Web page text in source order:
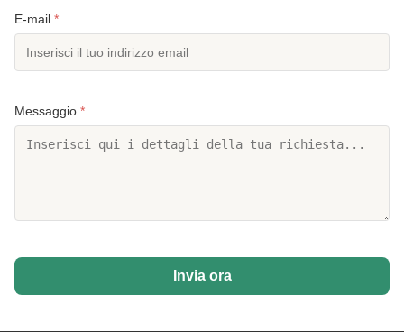
E-mail *
Messaggio *
Invia ora